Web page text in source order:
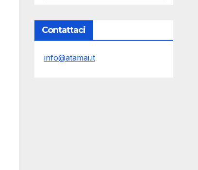
Contattaci
info@atamai.it